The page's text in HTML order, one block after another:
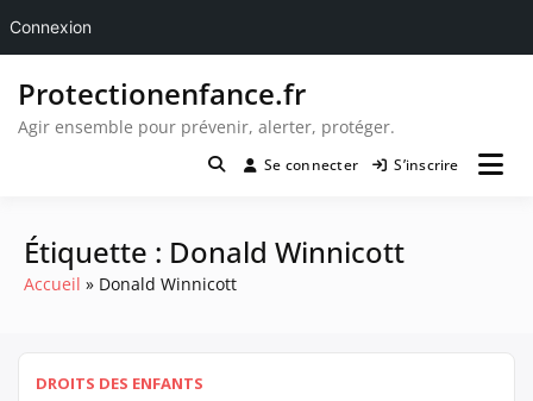
contenu
Protectionenfance.fr
Agir ensemble pour prévenir, alerter, protéger.
Se connecter S’inscrire
Étiquette : Donald Winnicott
Accueil Donald Winnicott
DROITS DES ENFANTS
Connexion